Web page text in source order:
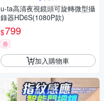
u-ta高清夜視鏡頭可旋轉微型攝
錄器HD6S(1080P款)
$799
券
加入購物車